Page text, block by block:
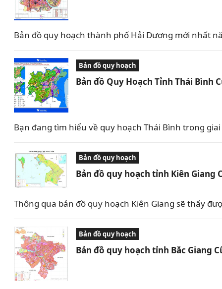
Bản đồ quy hoạch thành phố Hải Dương mới nhất
Bản đồ quy hoạch
Bản đồ Quy Hoạch Tỉnh Thái Bình
Bạn đang tìm hiểu về quy hoạch Thái Bình trong
Bản đồ quy hoạch
Bản đồ quy hoạch tỉnh Kiên Giang
Thông qua bản đồ quy hoạch Kiên Giang sẽ thấy
Bản đồ quy hoạch
Bản đồ quy hoạch tỉnh Bắc Giang